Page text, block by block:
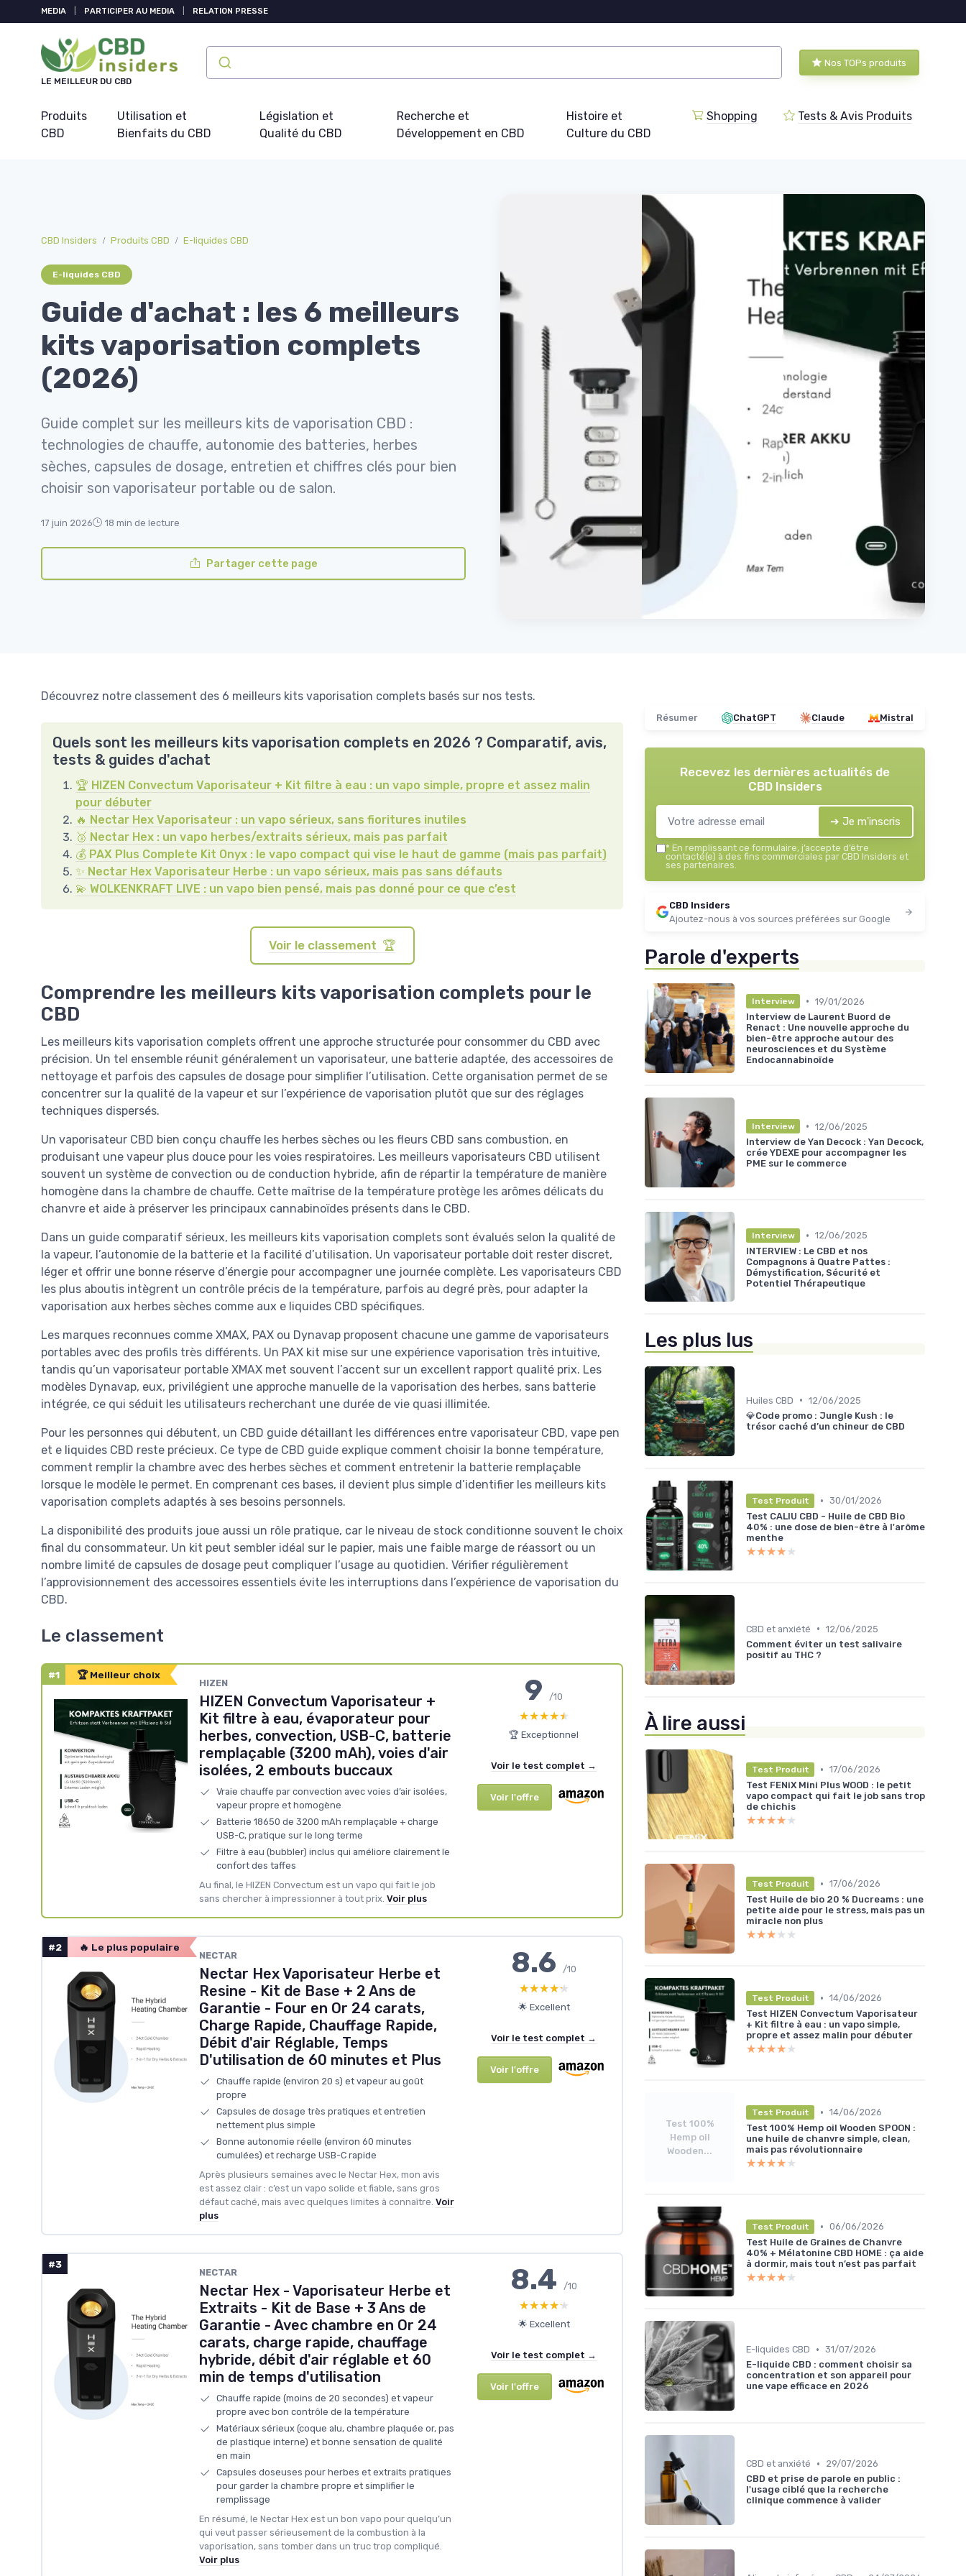
MEDIA PARTICIPER AU MEDIA RELATION PRESSE
LE MEILLEUR DU CBD
Nos TOPs produits
Produits
CBD
Utilisation et
Bienfaits du CBD
Législation et
Qualité du CBD
Recherche et
Développement en CBD
Histoire et
Culture du CBD
Shopping Tests & Avis Produits
CBD Insiders Produits CBD E-liquides CBD
E-liquides CBD
Guide d'achat : les 6 meilleurs
kits vaporisation complets
(2026)
Guide complet sur les meilleurs kits de vaporisation CBD :
technologies de chauffe, autonomie des batteries, herbes
sèches, capsules de dosage, entretien et chiffres clés pour bien
choisir son vaporisateur portable ou de salon.
17 juin 2026 18 min de lecture
Partager cette page
Découvrez notre classement des 6 meilleurs kits vaporisation complets basés sur nos tests.
Quels sont les meilleurs kits vaporisation complets en 2026 ? Comparatif, avis,
tests & guides d'achat
🏆 HIZEN Convectum Vaporisateur + Kit filtre à eau : un vapo simple, propre et assez malin
pour débuter
🔥 Nectar Hex Vaporisateur : un vapo sérieux, sans fioritures inutiles
🥉 Nectar Hex : un vapo herbes/extraits sérieux, mais pas parfait
💰 PAX Plus Complete Kit Onyx : le vapo compact qui vise le haut de gamme (mais pas parfait)
✨ Nectar Hex Vaporisateur Herbe : un vapo sérieux, mais pas sans défauts
💫 WOLKENKRAFT LIVE : un vapo bien pensé, mais pas donné pour ce que c’est
Voir le classement 🏆
Comprendre les meilleurs kits vaporisation complets pour le
CBD
Les meilleurs kits vaporisation complets offrent une approche structurée pour consommer du CBD avec
précision. Un tel ensemble réunit généralement un vaporisateur, une batterie adaptée, des accessoires de
nettoyage et parfois des capsules de dosage pour simplifier l’utilisation. Cette organisation permet de se
concentrer sur la qualité de la vapeur et sur l’expérience de vaporisation plutôt que sur des réglages
techniques dispersés.
Un vaporisateur CBD bien conçu chauffe les herbes sèches ou les fleurs CBD sans combustion, en
produisant une vapeur plus douce pour les voies respiratoires. Les meilleurs vaporisateurs CBD utilisent
souvent un système de convection ou de conduction hybride, afin de répartir la température de manière
homogène dans la chambre de chauffe. Cette maîtrise de la température protège les arômes délicats du
chanvre et aide à préserver les principaux cannabinoïdes présents dans le CBD.
Dans un guide comparatif sérieux, les meilleurs kits vaporisation complets sont évalués selon la qualité de
la vapeur, l’autonomie de la batterie et la facilité d’utilisation. Un vaporisateur portable doit rester discret,
léger et offrir une bonne réserve d’énergie pour accompagner une journée complète. Les vaporisateurs CBD
les plus aboutis intègrent un contrôle précis de la température, parfois au degré près, pour adapter la
vaporisation aux herbes sèches comme aux e liquides CBD spécifiques.
Les marques reconnues comme XMAX, PAX ou Dynavap proposent chacune une gamme de vaporisateurs
portables avec des profils très différents. Un PAX kit mise sur une expérience vaporisation très intuitive,
tandis qu’un vaporisateur portable XMAX met souvent l’accent sur un excellent rapport qualité prix. Les
modèles Dynavap, eux, privilégient une approche manuelle de la vaporisation des herbes, sans batterie
intégrée, ce qui séduit les utilisateurs recherchant une durée de vie quasi illimitée.
Pour les personnes qui débutent, un CBD guide détaillant les différences entre vaporisateur CBD, vape pen
et e liquides CBD reste précieux. Ce type de CBD guide explique comment choisir la bonne température,
comment remplir la chambre avec des herbes sèches et comment entretenir la batterie remplaçable
lorsque le modèle le permet. En comprenant ces bases, il devient plus simple d’identifier les meilleurs kits
vaporisation complets adaptés à ses besoins personnels.
La disponibilité des produits joue aussi un rôle pratique, car le niveau de stock conditionne souvent le choix
final du consommateur. Un kit peut sembler idéal sur le papier, mais une faible marge de réassort ou un
nombre limité de capsules de dosage peut compliquer l’usage au quotidien. Vérifier régulièrement
l’approvisionnement des accessoires essentiels évite les interruptions dans l’expérience de vaporisation du
CBD.
Le classement
#1 🏆 Meilleur choix
HIZEN
HIZEN Convectum Vaporisateur +
Kit filtre à eau, évaporateur pour
herbes, convection, USB-C, batterie
remplaçable (3200 mAh), voies d'air
isolées, 2 embouts buccaux
Vraie chauffe par convection avec voies d’air isolées,
vapeur propre et homogène
Batterie 18650 de 3200 mAh remplaçable + charge
USB-C, pratique sur le long terme
Filtre à eau (bubbler) inclus qui améliore clairement le
confort des taffes
Au final, le HIZEN Convectum est un vapo qui fait le job
sans chercher à impressionner à tout prix. Voir plus
9/10
★★★★★
★★★★★
🏆 Exceptionnel
Voir le test complet →
Voir l'offre
#2 🔥 Le plus populaire
‎NECTAR
Nectar Hex Vaporisateur Herbe et
Resine - Kit de Base + 2 Ans de
Garantie - Four en Or 24 carats,
Charge Rapide, Chauffage Rapide,
Débit d'air Réglable, Temps
D'utilisation de 60 minutes et Plus
Chauffe rapide (environ 20 s) et vapeur au goût
propre
Capsules de dosage très pratiques et entretien
nettement plus simple
Bonne autonomie réelle (environ 60 minutes
cumulées) et recharge USB-C rapide
Après plusieurs semaines avec le Nectar Hex, mon avis
est assez clair : c’est un vapo solide et fiable, sans gros
défaut caché, mais avec quelques limites à connaître. Voir
plus
8.6/10
★★★★★
★★★★★
🌟 Excellent
Voir le test complet →
Voir l'offre
#3
NECTAR
Nectar Hex - Vaporisateur Herbe et
Extraits - Kit de Base + 3 Ans de
Garantie - Avec chambre en Or 24
carats, charge rapide, chauffage
hybride, débit d'air réglable et 60
min de temps d'utilisation
Chauffe rapide (moins de 20 secondes) et vapeur
propre avec bon contrôle de la température
Matériaux sérieux (coque alu, chambre plaquée or, pas
de plastique interne) et bonne sensation de qualité
en main
Capsules doseuses pour herbes et extraits pratiques
pour garder la chambre propre et simplifier le
remplissage
En résumé, le Nectar Hex est un bon vapo pour quelqu’un
qui veut passer sérieusement de la combustion à la
vaporisation, sans tomber dans un truc trop compliqué.
Voir plus
8.4/10
★★★★★
★★★★★
🌟 Excellent
Voir le test complet →
Voir l'offre
Résumer ChatGPT Claude Mistral
Recevez les dernières actualités de
CBD Insiders
➔ Je m'inscris
* En remplissant ce formulaire, j’accepte d’être
contacté(e) à des fins commerciales par CBD Insiders et
ses partenaires.
CBD Insiders
Ajoutez-nous à vos sources préférées sur Google
Parole d'experts
Interview • 19/01/2026
Interview de Laurent Buord de
Renact : Une nouvelle approche du
bien-être approche autour des
neurosciences et du Système
Endocannabinoïde
Interview • 12/06/2025
Interview de Yan Decock : Yan Decock,
crée YDEXE pour accompagner les
PME sur le commerce
Interview • 12/06/2025
INTERVIEW : Le CBD et nos
Compagnons à Quatre Pattes :
Démystification, Sécurité et
Potentiel Thérapeutique
Les plus lus
Huiles CBD • 12/06/2025
💎Code promo : Jungle Kush : le
trésor caché d’un chineur de CBD
Test Produit • 30/01/2026
Test CALIU CBD - Huile de CBD Bio
40% : une dose de bien-être à l'arôme
menthe
★★★★★
★★★★★
CBD et anxiété • 12/06/2025
Comment éviter un test salivaire
positif au THC ?
À lire aussi
Test Produit • 17/06/2026
Test FENiX Mini Plus WOOD : le petit
vapo compact qui fait le job sans trop
de chichis
★★★★★
★★★★★
Test Produit • 17/06/2026
Test Huile de bio 20 % Ducreams : une
petite aide pour le stress, mais pas un
miracle non plus
★★★★★
★★★★★
Test Produit • 14/06/2026
Test HIZEN Convectum Vaporisateur
+ Kit filtre à eau : un vapo simple,
propre et assez malin pour débuter
★★★★★
★★★★★
Test 100%
Hemp oil
Wooden...
Test Produit • 14/06/2026
Test 100% Hemp oil Wooden SPOON :
une huile de chanvre simple, clean,
mais pas révolutionnaire
★★★★★
★★★★★
Test Produit • 06/06/2026
Test Huile de Graines de Chanvre
40% + Mélatonine CBD HOME : ça aide
à dormir, mais tout n’est pas parfait
★★★★★
★★★★★
E-liquides CBD • 31/07/2026
E-liquide CBD : comment choisir sa
concentration et son appareil pour
une vape efficace en 2026
CBD et anxiété •
29/07/2026
CBD et prise de parole en public :
l'usage ciblé que la recherche
clinique commence à valider
Panneau de gestion des cookies